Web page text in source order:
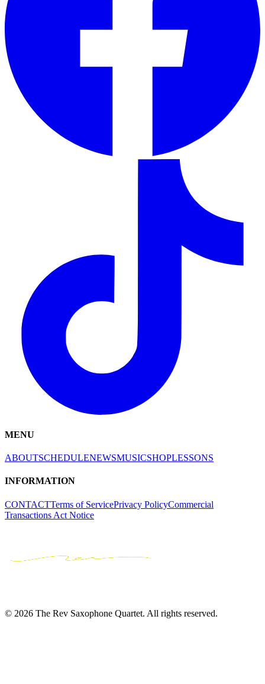
MENU
ABOUTSCHEDULENEWSMUSICSHOPLESSONS
INFORMATION
CONTACTTerms of ServicePrivacy PolicyCommercial
Transactions Act Notice
© 2026 The Rev Saxophone Quartet. All rights reserved.